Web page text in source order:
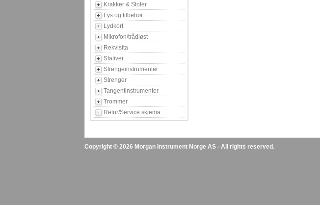
Krakker & Stoler
Lys og tilbehør
Lydkort
Mikrofon/trådløst
Rekvisita
Stativer
Strengeinstrumenter
Strenger
Tangentinstrumenter
Trommer
Retur/Service skjema
Copyright © 2026 Morgan Instrument Norge AS - All rights reserved.